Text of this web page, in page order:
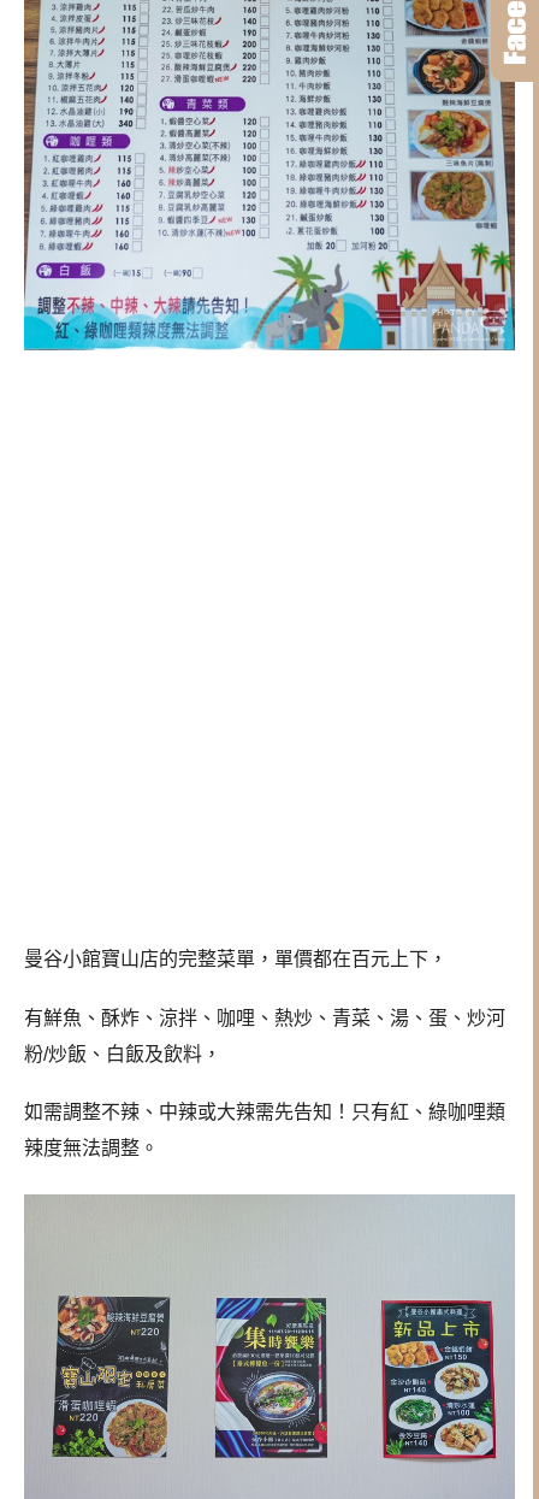
曼谷小館寶山店的完整菜單，單價都在百元上下，
有鮮魚、酥炸、涼拌、咖哩、熱炒、青菜、湯、蛋、炒河
粉/炒飯、白飯及飲料，
如需調整不辣、中辣或大辣需先告知！只有紅、綠咖哩類
辣度無法調整。